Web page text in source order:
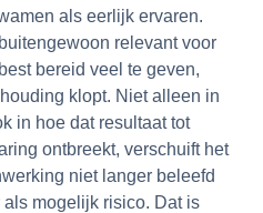
als eerlijk ervaren.
relevant voor
bereid veel te geven,
klopt. Niet alleen in
in hoe dat resultaat tot
ontbreekt, verschuift het
niet langer beleefd
mogelijk risico. Dat is